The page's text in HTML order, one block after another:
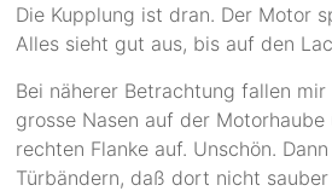
Die Kupplung ist dran. Der Motor
Alles sieht gut aus, bis auf den
Bei näherer Betrachtung fallen
grosse Nasen auf der
rechten Flanke auf. Unschön.
Türbändern, daß dort nicht